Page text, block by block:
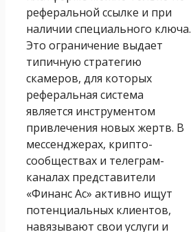
реферальной ссылке и при
наличии специального ключа.
Это ограничение выдает
типичную стратегию
скамеров, для которых
реферальная система
является инструментом
привлечения новых жертв. В
мессенджерах, крипто-
сообществах и телеграм-
каналах представители
«Финанс Ас» активно ищут
потенциальных клиентов,
навязывают свои услуги и